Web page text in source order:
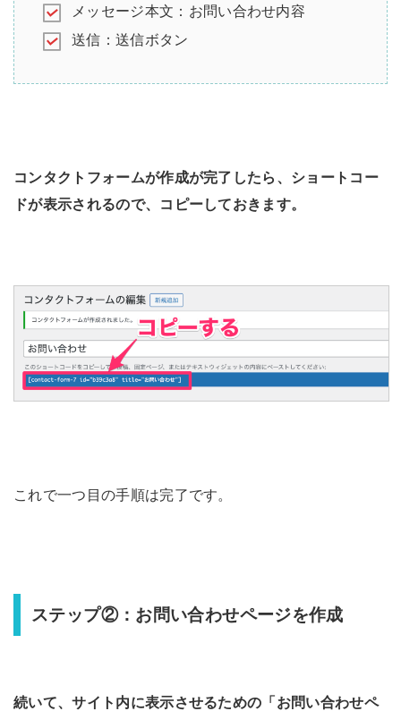
メッセージ本文：お問い合わせ内容
送信：送信ボタン
コンタクトフォームが作成が完了したら、ショートコー
ドが表示されるので、コピーしておきます。
これで一つ目の手順は完了です。
ステップ②：お問い合わせページを作成
続いて、サイト内に表示させるための「お問い合わせペ